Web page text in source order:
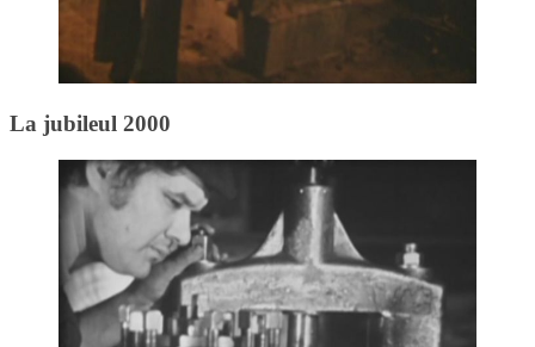
La jubileul 2000